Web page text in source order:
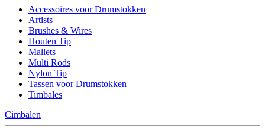
Accessoires voor Drumstokken
Artists
Brushes & Wires
Houten Tip
Mallets
Multi Rods
Nylon Tip
Tassen voor Drumstokken
Timbales
Cimbalen